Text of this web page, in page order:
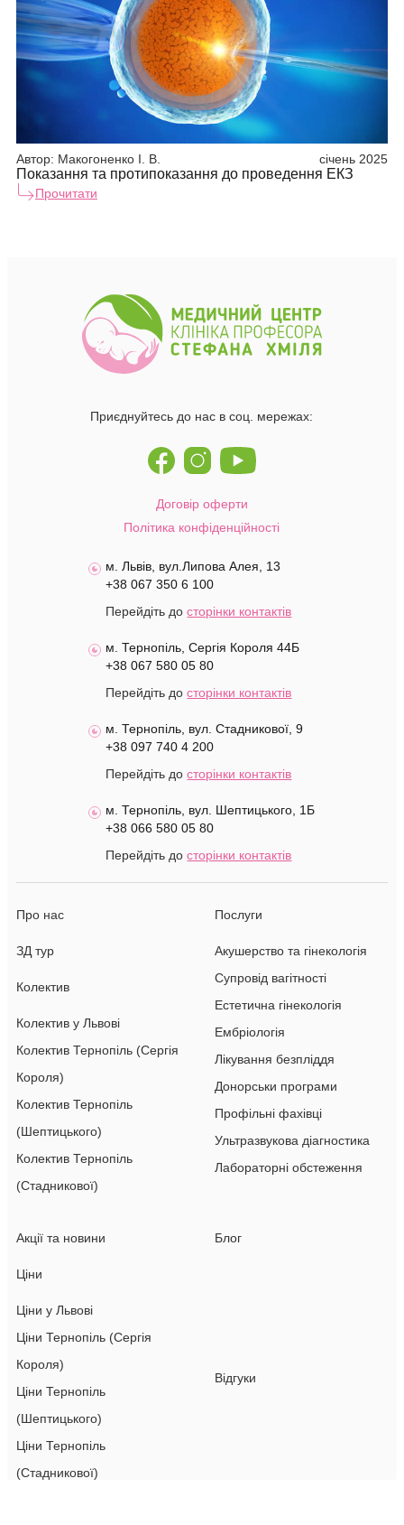
Автор: Макогоненко І. В. січень 2025
Показання та протипоказання до проведення ЕКЗ
Прочитати
Приєднуйтесь до нас в соц. мережах:
Договір оферти
Політика конфіденційності
Про нас
ЗД тур
Колектив
Колектив у Львові
Колектив Тернопіль (Сергія
Короля)
Колектив Тернопіль
(Шептицького)
Колектив Тернопіль
(Стадникової)
Послуги
Акушерство та гінекологія
Супровід вагітності
Естетична гінекологія
Ембріологія
Лікування безпліддя
Донорськи програми
Профільні фахівці
Ультразвукова діагностика
Лабораторні обстеження
Ціни
Ціни у Львові
Ціни Тернопіль (Сергія
Короля)
Ціни Тернопіль
(Шептицького)
Ціни Тернопіль
(Стадникової)
Акції та новини Блог
Відгуки
м. Львів, вул.Липова Алея, 13
+38 067 350 6 100
Перейдіть досторінки контактів
м. Тернопіль, Сергія Короля 44Б
+38 067 580 05 80
Перейдіть досторінки контактів
м. Тернопіль, вул. Стадникової, 9
+38 097 740 4 200
Перейдіть досторінки контактів
м. Тернопіль, вул. Шептицького, 1Б
+38 066 580 05 80
Перейдіть досторінки контактів